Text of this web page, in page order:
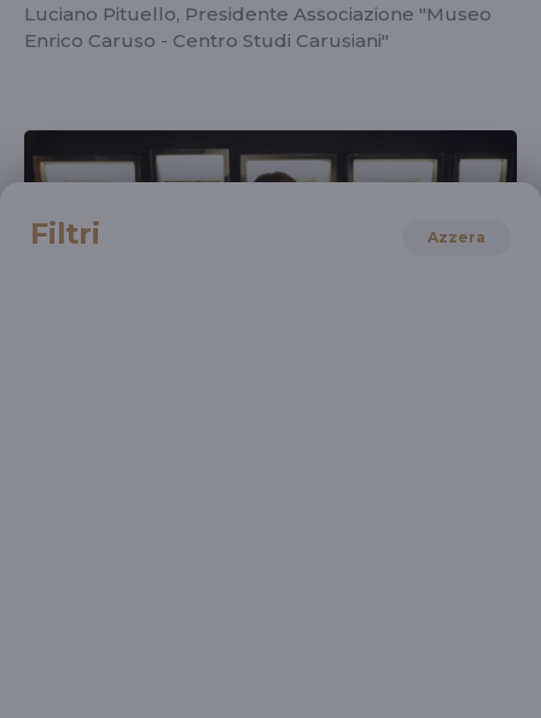
Luciano Pituello, Presidente Associazione "Museo
Enrico Caruso - Centro Studi Carusiani"
Filtri Azzera